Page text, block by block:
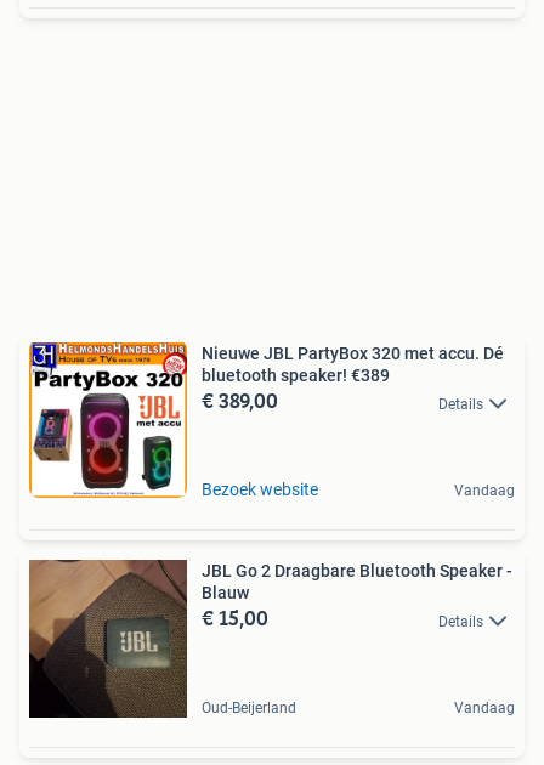
Nieuwe JBL PartyBox 320 met accu. Dé
bluetooth speaker! €389
€ 389,00 Details
Bezoek website Vandaag
JBL Go 2 Draagbare Bluetooth Speaker -
Blauw
€ 15,00 Details
Oud-Beijerland Vandaag